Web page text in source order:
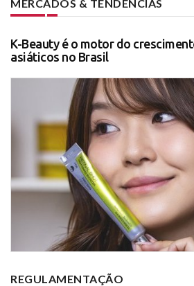
MERCADOS & TENDÊNCIAS
K-Beauty é o motor do
asiáticos no Brasil
REGULAMENTAÇÃO